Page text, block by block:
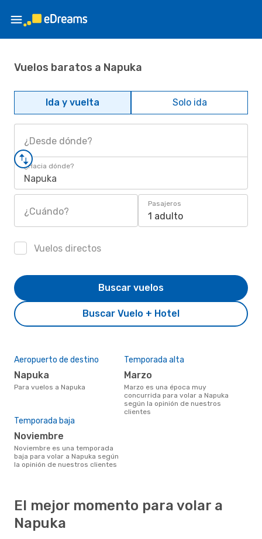
Vuelos baratos a Napuka
Ida y vuelta Solo ida
¿Desde dónde?
¿Hacia dónde?
Napuka
¿Cuándo?
Pasajeros
1 adulto
Vuelos directos
Buscar Vuelo + Hotel
Buscar vuelos
Aeropuerto de destino
Napuka
Para vuelos a Napuka
Temporada alta
marzo
marzo es una época muy
concurrida para volar a Napuka
según la opinión de nuestros
clientes
Temporada baja
noviembre
noviembre es una temporada
baja para volar a Napuka según
la opinión de nuestros clientes
El mejor momento para volar a
Napuka